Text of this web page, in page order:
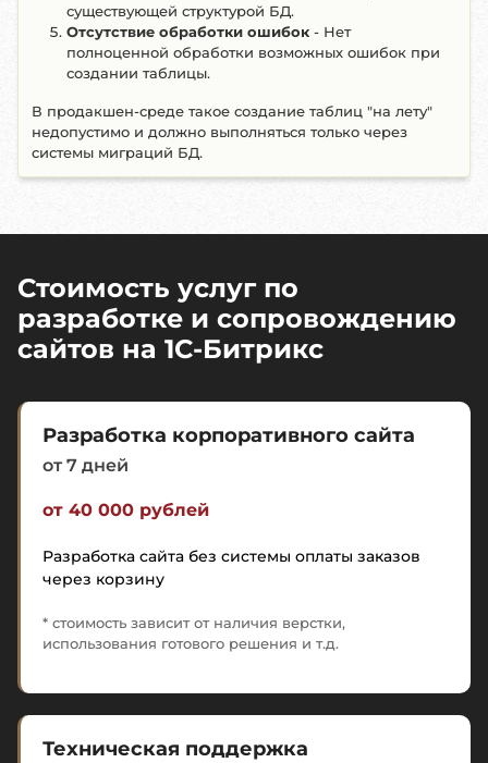
существующей структурой БД.
Отсутствие обработки ошибок - Нет
полноценной обработки возможных ошибок при
создании таблицы.
В продакшен-среде такое создание таблиц "на лету"
недопустимо и должно выполняться только через
системы миграций БД.
Стоимость услуг по
разработке и сопровождению
сайтов на 1C-Битрикс
Разработка корпоративного сайта
от 7 дней
от 40 000 рублей
Разработка сайта без системы оплаты заказов
через корзину
* стоимость зависит от наличия верстки,
использования готового решения и т.д.
Техническая поддержка